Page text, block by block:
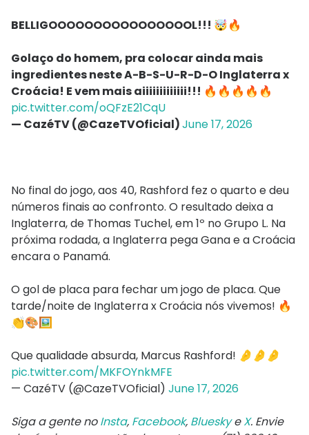
BELLIGOOOOOOOOOOOOOOOOL!!! 🤯🔥
Golaço do homem, pra colocar ainda mais
ingredientes neste A-B-S-U-R-D-O Inglaterra x
Croácia! E vem mais aiiiiiiiiiiiii!!! 🔥🔥🔥🔥🔥
pic.twitter.com/oQFzE21CqU
— CazéTV (@CazeTVOficial)June 17, 2026
No final do jogo, aos 40, Rashford fez o quarto e deu
números finais ao confronto. O resultado deixa a
Inglaterra, de Thomas Tuchel, em 1º no Grupo L. Na
próxima rodada, a Inglaterra pega Gana e a Croácia
encara o Panamá.
O gol de placa para fechar um jogo de placa. Que
tarde/noite de Inglaterra x Croácia nós vivemos! 🔥
👏🎨🖼️
Que qualidade absurda, Marcus Rashford! 🤌🤌🤌
pic.twitter.com/MKFOYnkMFE
— CazéTV (@CazeTVOficial) June 17, 2026
Siga a gente noInsta, Facebook, BlueskyeX. Envie